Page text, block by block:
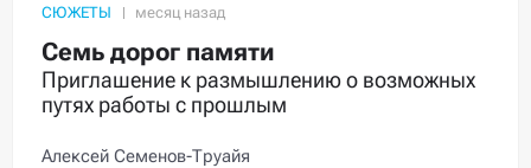
СЮЖЕТЫ
Семь дорог памяти
Приглашение к размышлению о возможных
путях работы с прошлым
Алексей Семенов-Труайя